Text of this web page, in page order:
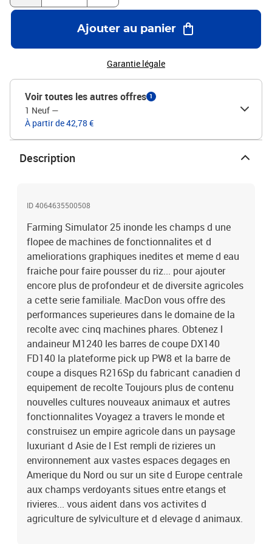
verdoyants situes entre etangs et rivieres... vous aident dans vos
activites d agriculture de sylviculture et d elevage d animaux.
Ajouter au panier
Garantie légale
Voir toutes les autres offres 1
1 Neuf —
À partir de 42,78 €
Description
ID 4064635500508
Farming Simulator 25 inonde les champs d une
flopee de machines de fonctionnalites et d
ameliorations graphiques inedites et meme d eau
fraiche pour faire pousser du riz... pour ajouter
encore plus de profondeur et de diversite agricoles
a cette serie familiale. MacDon vous offre des
performances superieures dans le domaine de la
recolte avec cinq machines phares. Obtenez l
andaineur M1240 les barres de coupe DX140
FD140 la plateforme pick up PW8 et la barre de
coupe a disques R216Sp du fabricant canadien d
equipement de recolte Toujours plus de contenu
nouvelles cultures nouveaux animaux et autres
fonctionnalites Voyagez a travers le monde et
construisez un empire agricole dans un paysage
luxuriant d Asie de l Est rempli de rizieres un
environnement aux vastes espaces degages en
Amerique du Nord ou sur un site d Europe centrale
aux champs verdoyants situes entre etangs et
rivieres... vous aident dans vos activites d
agriculture de sylviculture et d elevage d animaux.